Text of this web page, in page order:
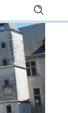
Ouvrir
la
de